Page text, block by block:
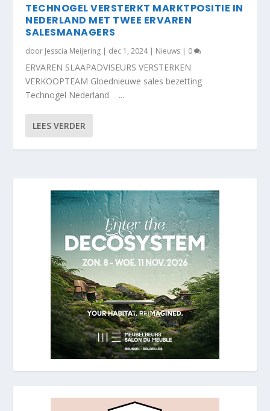
TECHNOGEL VERSTERKT MARKTPOSITIE IN
NEDERLAND MET TWEE ERVAREN
SALESMANAGERS
door Jesscia Meijering | dec 1, 2024| Nieuws | 0
ERVAREN SLAAPADVISEURS VERSTERKEN
VERKOOPTEAM Gloednieuwe sales bezetting
Technogel Nederland ...
LEES VERDER